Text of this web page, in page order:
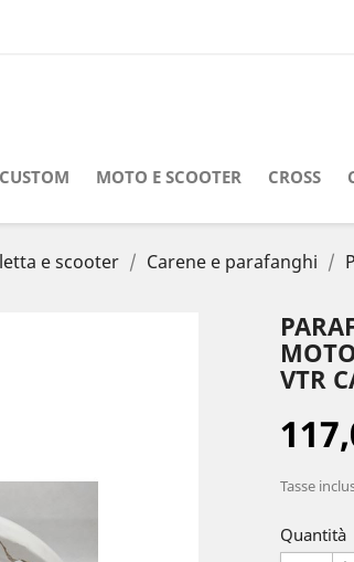
CUSTOM MOTO E SCOOTER CROSS
e scooter Carene e parafanghi
VTR
Tasse
Quantità